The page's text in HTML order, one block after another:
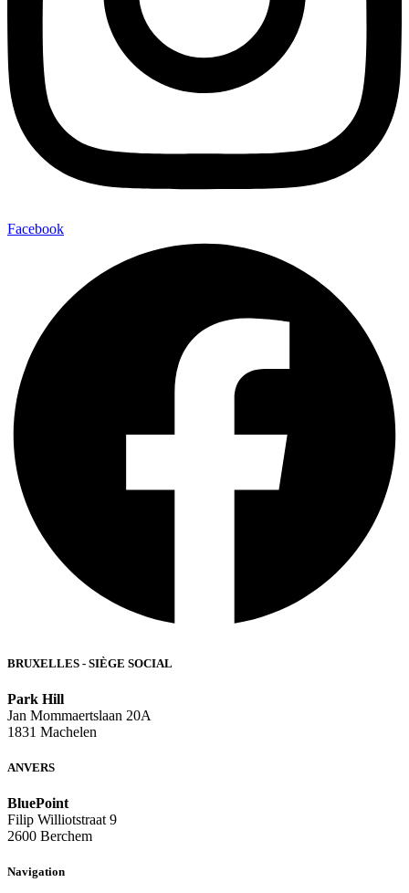
Facebook
BRUXELLES - SIÈGE SOCIAL
Park Hill
Jan Mommaertslaan 20A
1831 Machelen
ANVERS
BluePoint
Filip Williotstraat 9
2600 Berchem
Navigation